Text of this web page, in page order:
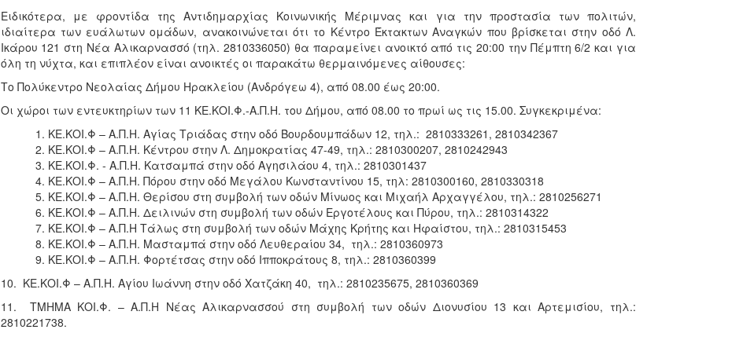
Ειδικότερα, με φροντίδα της Αντιδημαρχίας Κοινωνικής Μέριμνας και για την προστασία των πολιτών,
ιδιαίτερα των ευάλωτων ομάδων, ανακοινώνεται ότι το Κέντρο Έκτακτων Αναγκών που βρίσκεται στην οδό Λ.
Ικάρου 121 στη Νέα Αλικαρνασσό (τηλ. 2810336050) θα παραμείνει ανοικτό από τις 20:00 την Πέμπτη 6/2 και για
όλη τη νύχτα, και επιπλέον είναι ανοικτές οι παρακάτω θερμαινόμενες αίθουσες:
Το Πολύκεντρο Νεολαίας Δήμου Ηρακλείου (Ανδρόγεω 4), από 08.00 έως 20:00.
Οι χώροι των εντευκτηρίων των 11 ΚΕ.ΚΟΙ.Φ.-Α.Π.Η. του Δήμου, από 08.00 το πρωί ως τις 15.00. Συγκεκριμένα:
ΚΕ.ΚΟΙ.Φ – Α.Π.Η. Αγίας Τριάδας στην οδό Βουρδουμπάδων 12, τηλ.: 2810333261, 2810342367
ΚΕ.ΚΟΙ.Φ – Α.Π.Η. Κέντρου στην Λ. Δημοκρατίας 47-49, τηλ.: 2810300207, 2810242943
ΚΕ.ΚΟΙ.Φ. - Α.Π.Η. Κατσαμπά στην οδό Αγησιλάου 4, τηλ.: 2810301437
ΚΕ.ΚΟΙ.Φ – Α.Π.Η. Πόρου στην οδό Μεγάλου Κωνσταντίνου 15, τηλ: 2810300160, 2810330318
ΚΕ.ΚΟΙ.Φ – Α.Π.Η. Θερίσου στη συμβολή των οδών Μίνωος και Μιχαήλ Αρχαγγέλου, τηλ.: 2810256271
ΚΕ.ΚΟΙ.Φ – Α.Π.Η. Δειλινών στη συμβολή των οδών Εργοτέλους και Πύρου, τηλ.: 2810314322
ΚΕ.ΚΟΙ.Φ – Α.Π.Η Τάλως στη συμβολή των οδών Μάχης Κρήτης και Ηφαίστου, τηλ.: 2810315453
ΚΕ.ΚΟΙ.Φ – Α.Π.Η. Μασταμπά στην οδό Λευθεραίου 34, τηλ.: 2810360973
ΚΕ.ΚΟΙ.Φ – Α.Π.Η. Φορτέτσας στην οδό Ιπποκράτους 8, τηλ.: 2810360399
10. ΚΕ.ΚΟΙ.Φ – Α.Π.Η. Αγίου Ιωάννη στην οδό Χατζάκη 40, τηλ.: 2810235675, 2810360369
11. ΤΜΗΜΑ ΚΟΙ.Φ. – Α.Π.Η Νέας Αλικαρνασσού στη συμβολή των οδών Διονυσίου 13 και Αρτεμισίου, τηλ.:
2810221738.